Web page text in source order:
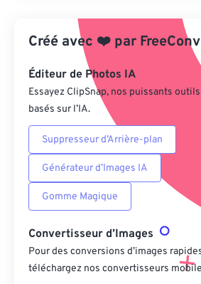
Appliquer à partir du
Enregistrer comme
Créé avec ❤️ par
Éditeur de Photos IA
Essayez ClipSnap, nos puissants
basés sur l’IA.
Suppresseur d’Arrière-plan
Générateur d’Images IA
Gomme Magique
Convertisseur d’Images
Pour des conversions d’images
téléchargez nos convertisseurs